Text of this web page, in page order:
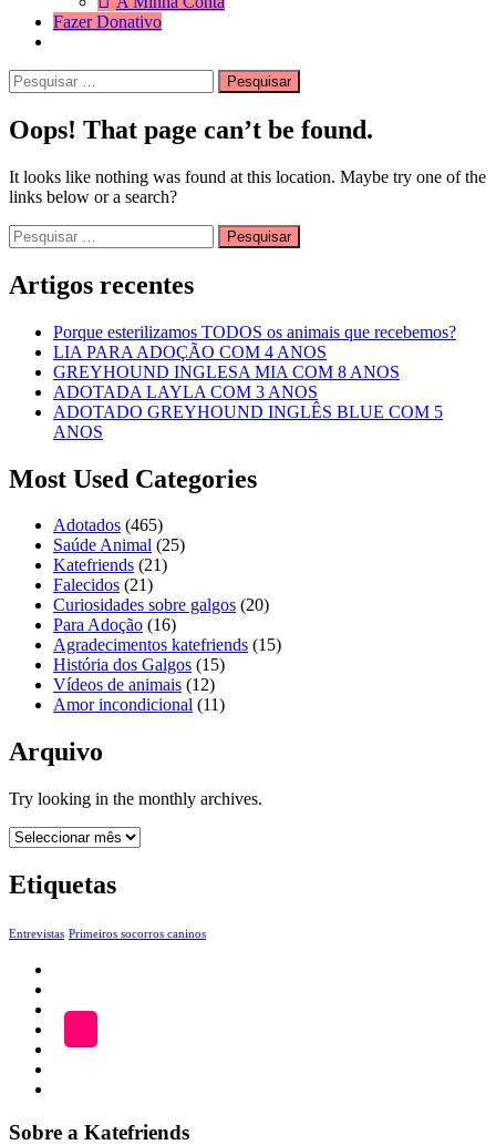
Fazer Donativo
Search
Pesquisar
por:
Oops! That page can’t be found.
It looks like nothing was found at this location. Maybe try one of the
links below or a search?
Pesquisar
por:
Artigos recentes
Porque esterilizamos TODOS os animais que recebemos?
LIA PARA ADOÇÃO COM 4 ANOS
GREYHOUND INGLESA MIA COM 8 ANOS
ADOTADA LAYLA COM 3 ANOS
ADOTADO GREYHOUND INGLÊS BLUE COM 5
ANOS
Most Used Categories
Adotados (465)
Saúde Animal (25)
Katefriends (21)
Falecidos (21)
Curiosidades sobre galgos (20)
Para Adoção (16)
Agradecimentos katefriends (15)
História dos Galgos (15)
Vídeos de animais (12)
Amor incondicional (11)
Arquivo
Try looking in the monthly archives.
Arquivo
Etiquetas
Entrevistas Primeiros socorros caninos
ADOÇÃO
LOJA
Sobre a Katefriends